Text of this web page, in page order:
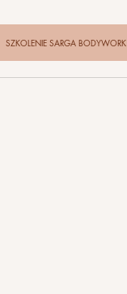
SZKOLENIE SARGA BODYWORK